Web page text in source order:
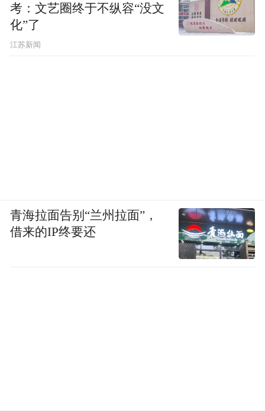
考：文艺圈终于不纵容“没文
化”了
江苏新闻
青海拉面告别“兰州拉面”，
借来的IP终要还